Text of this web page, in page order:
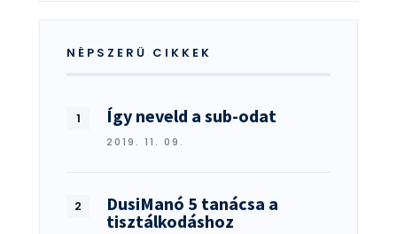
NÉPSZERŰ CIKKEK
Így neveld a sub-odat
2019. 11. 09.
DusiManó 5 tanácsa a
tisztálkodáshoz